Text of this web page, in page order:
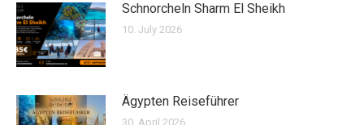
Schnorcheln Sharm El Sheikh
10. July 2026
Ägypten Reiseführer
30. April 2026